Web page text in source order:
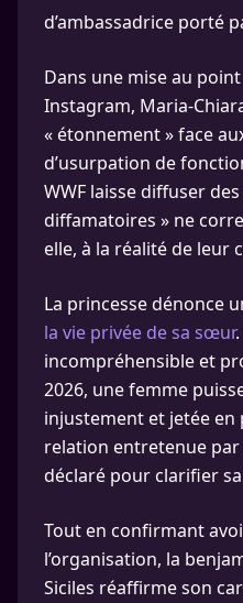
d’ambassadrice porté
Dans une mise au
Instagram, Maria-
« étonnement » face
d’usurpation de
WWF laisse diffuser
diffamatoires » ne
elle, à la réalité de leur
La princesse dénonce
la vie privée de sa sœur
incompréhensible et
2026, une femme
injustement et jetée en
relation entretenue
déclaré pour clarifier
Tout en confirmant
l’organisation, la
Siciles réaffirme son